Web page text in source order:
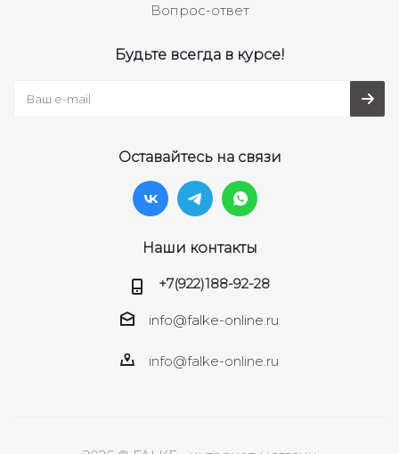
Вопрос-ответ
Будьте всегда в курсе!
Оставайтесь на связи
Наши контакты
+7(922)188-92-28
info@falke-online.ru
info@falke-online.ru